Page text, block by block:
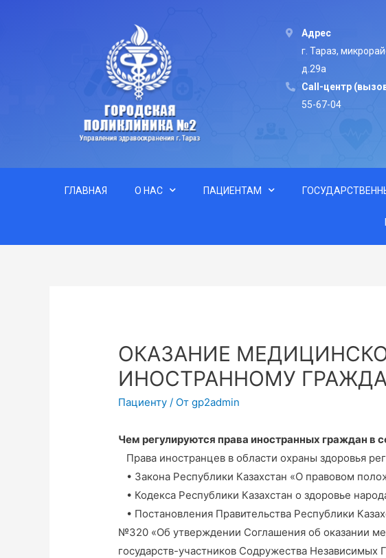
Адрес
г. Тараз,
д.29а
Call-центр
55-67-04
ГЛАВНАЯ О НАС ПАЦИЕНТАМ
ОКАЗАНИЕ
ИНОСТРАННОМУ
Пациенту / От gp2admin
Чем регулируются права иностранных граждан в
Права иностранцев в области охраны здоровья
• Закона Республики Казахстан «О правовом
• Кодекса Республики Казахстан о здоровье
• Постановления Правительства Республики
№320 «Об утверждении Соглашения об оказании
государств-участников Содружества Независимых